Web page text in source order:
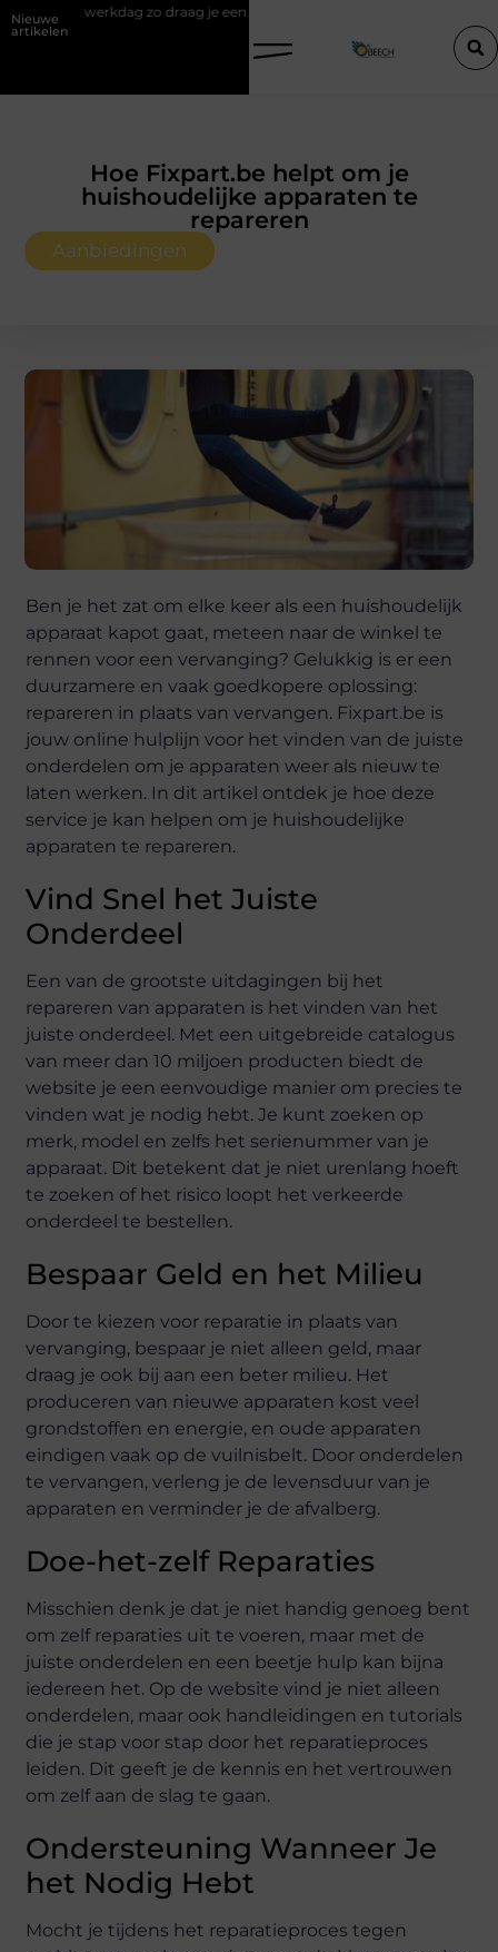
Nieuwe
artikelen
draag je een polo stijlvol Een vastgoedcoach als start van een
Hoe Fixpart.be helpt om je
huishoudelijke apparaten te
repareren
Aanbiedingen
Ben je het zat om elke keer als een huishoudelijk
apparaat kapot gaat, meteen naar de winkel te
rennen voor een vervanging? Gelukkig is er een
duurzamere en vaak goedkopere oplossing:
repareren in plaats van vervangen. Fixpart.be is
jouw online hulplijn voor het vinden van de juiste
onderdelen om je apparaten weer als nieuw te
laten werken. In dit artikel ontdek je hoe deze
service je kan helpen om je huishoudelijke
apparaten te repareren.
Vind Snel het Juiste
Onderdeel
Een van de grootste uitdagingen bij het
repareren van apparaten is het vinden van het
juiste onderdeel. Met een uitgebreide catalogus
van meer dan 10 miljoen producten biedt de
website je een eenvoudige manier om precies te
vinden wat je nodig hebt. Je kunt zoeken op
merk, model en zelfs het serienummer van je
apparaat. Dit betekent dat je niet urenlang hoeft
te zoeken of het risico loopt het verkeerde
onderdeel te bestellen.
Bespaar Geld en het Milieu
Door te kiezen voor reparatie in plaats van
vervanging, bespaar je niet alleen geld, maar
draag je ook bij aan een beter milieu. Het
produceren van nieuwe apparaten kost veel
grondstoffen en energie, en oude apparaten
eindigen vaak op de vuilnisbelt. Door onderdelen
te vervangen, verleng je de levensduur van je
apparaten en verminder je de afvalberg.
Doe-het-zelf Reparaties
Misschien denk je dat je niet handig genoeg bent
om zelf reparaties uit te voeren, maar met de
juiste onderdelen en een beetje hulp kan bijna
iedereen het. Op de website vind je niet alleen
onderdelen, maar ook handleidingen en tutorials
die je stap voor stap door het reparatieproces
leiden. Dit geeft je de kennis en het vertrouwen
om zelf aan de slag te gaan.
Ondersteuning Wanneer Je
het Nodig Hebt
Mocht je tijdens het reparatieproces tegen